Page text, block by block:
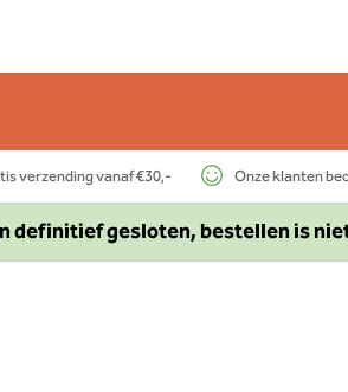
verzending vanaf €30,- Onze klanten
definitief gesloten, bestellen is